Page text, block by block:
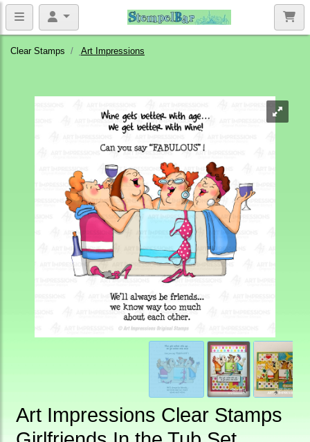
Clear Stamps Art Impressions
Art Impressions Clear Stamps